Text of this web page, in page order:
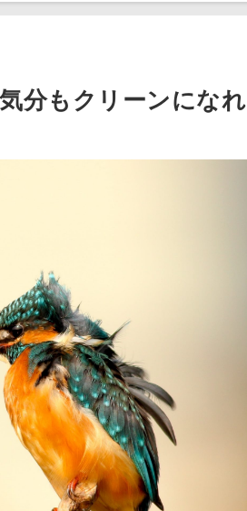
分もクリーンになれ